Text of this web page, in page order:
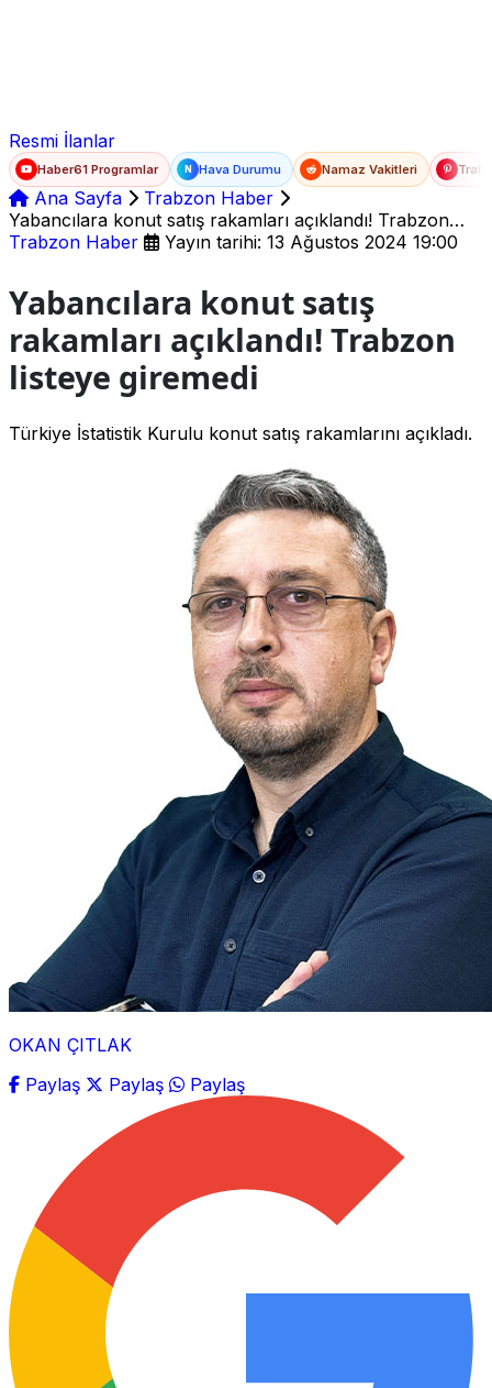
Resmi İlanlar
Haber61 Programlar N Hava Durumu Namaz Vakitleri
Ana Sayfa
Trabzon Haber
Yabancılara konut satış rakamları açıklandı! Trabzon
listeye giremedi
Trabzon Haber Yayın tarihi: 13 Ağustos 2024 19:00
Yabancılara konut satış
rakamları açıklandı! Trabzon
listeye giremedi
Türkiye İstatistik Kurulu konut satış rakamlarını açıkladı.
OKAN ÇITLAK
Paylaş
Paylaş Paylaş